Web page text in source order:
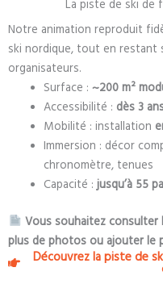
La piste de ski de
Notre animation reproduit
ski nordique, tout en restant
organisateurs.
Surface : ~200 m²
Accessibilité : dès 3
Mobilité : installation
Immersion : décor
chronomètre, tenues
Capacité :jusqu’à 55
Vous souhaitez
plus de photos ou ajouter le
Découvrez la piste de